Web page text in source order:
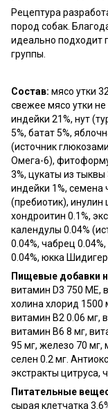
Рецептура
пород собак.
идеально подходит
группы.
Состав: мясо утки
свежее мясо утки
индейки 21%, нут
5%, батат 5%,
(источник
Омега-6),
3%, цукаты из
индейки 1%, семена
(пребиотик), инулин
хондроитин 0.1%,
календулы 0.04%
0.04%, чабрец
0.04%, юкка
Пищевые добавки
витамин D3 750 МЕ,
холина хлорид 1500
витамин B2 0.06 мг,
витамин B6 8 мг,
95 мг, железо 70 мг,
селен 0.2 мг.
экстракты цитруса,
Питательные
сырая клетчатка